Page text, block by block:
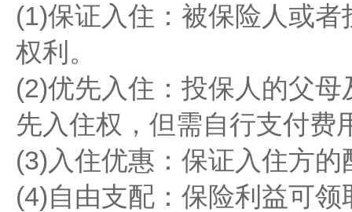
(1)保证入住：被保险人或
权利。
(2)优先入住：投保人的父
先入住权，但需自行支付费
(3)入住优惠：保证入住方
(4)自由支配：保险利益可